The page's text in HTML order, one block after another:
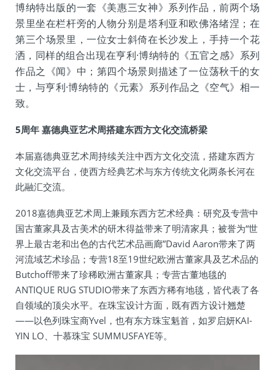
博纳特出版的一套《美惠三女神》系列作品，前两个场
景里坐在栏杆旁的人物分别是塔利亚和欧佛洛绪涅；在
第三个场景里，一位女士斜倚在长沙发上，手持一个花
洒，同样的组合出现在亨利·博纳特的《五官之感》系列
作品之《闻》中；第四个场景则描述了一位荡秋千的女
士，与亨利·博纳特的《元素》系列作品之《空气》相一
致。
5周年 嘉德典亚艺术周搭建东西方文化交流桥梁
本届嘉德典亚艺术周持续关注中西方文化交流，搭建东西方
文化交流平台，使西方经典艺术与东方传统文化两条长河在
此融汇交流。
2018嘉德典亚艺术周上兼顾东西方艺术经典：研究及专营中
国古董家具及古美术的研木得益带来了明清家具；被誉为“世
界上最古老和出色的古代艺术品画廊”David Aaron带来了两
河流域艺术珍品；专营18至19世纪欧洲古董家具及艺术品的
Butchoff带来了珍稀欧洲古董家具；专营古董地毯的
ANTIQUE RUG STUDIO带来了东西方稀有地毯，皆代表了各
自领域的顶尖水平。在珠宝设计方面，既有西方设计翘楚
——以色列珠宝商Yvel，也有东方珠宝魁首，如罗启妍KAI-
YIN LO、十慕珠宝 SUMMUSFAYE等。